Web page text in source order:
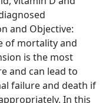
and Objective:
of mortality and
is the most
and can lead to
failure and death if
In this